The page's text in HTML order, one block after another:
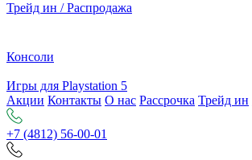
Трейд ин / Распродажа
Консоли
Игры для Playstation 5
Акции Контакты О нас Рассрочка Трейд ин
+7 (4812) 56-00-01